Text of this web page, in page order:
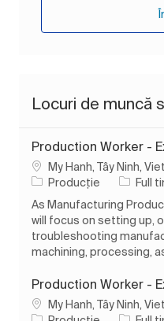
Locuri de muncă
Production Worker -
LocMy Hanh, Tây Ninh,
Categorie
Producție TipulFull
As Manufacturing
will focus on setting up,
troubleshooting
machining, processing,
Production Worker -
LocMy Hanh, Tây Ninh,